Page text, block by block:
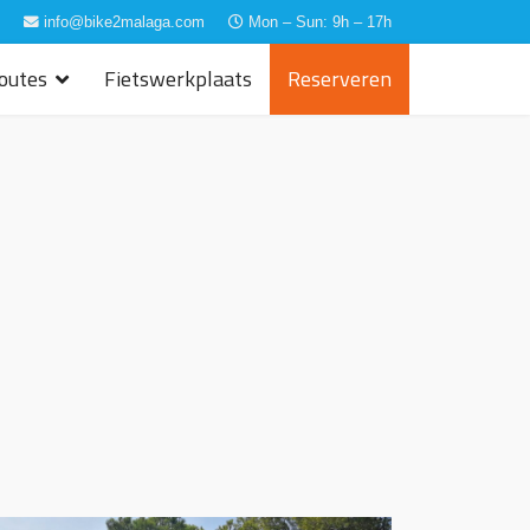
info@bike2malaga.com Mon – Sun: 9h – 17h
Fietswerkplaats Reserveren